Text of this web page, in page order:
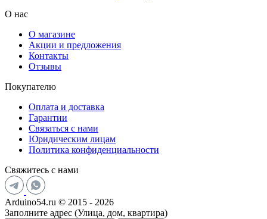
О нас
О магазине
Акции и предложения
Контакты
Отзывы
Покупателю
Оплата и доставка
Гарантии
Связаться с нами
Юридическим лицам
Политика конфиденциальности
Свяжитесь с нами
Arduino54.ru © 2015 - 2026
Заполните адрес (Улица, дом, квартира)